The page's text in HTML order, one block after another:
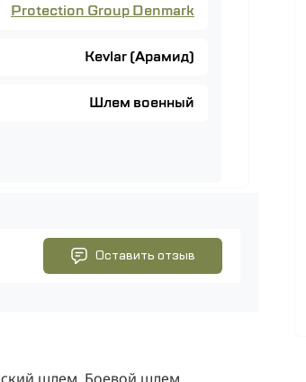
Protection Group Denmark
Kevlar (Арамид)
Шлем военный
Оставить отзыв